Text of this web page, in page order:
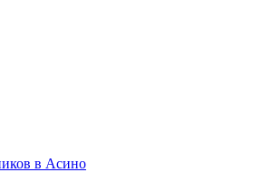
в Асино